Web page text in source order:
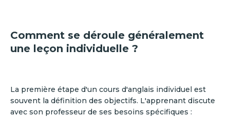
Comment se déroule généralement
une leçon individuelle ?
La première étape d'un cours d'anglais individuel est
souvent la définition des objectifs. L'apprenant discute
avec son professeur de ses besoins spécifiques :